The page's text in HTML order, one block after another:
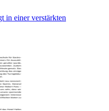
in einer verstärkten